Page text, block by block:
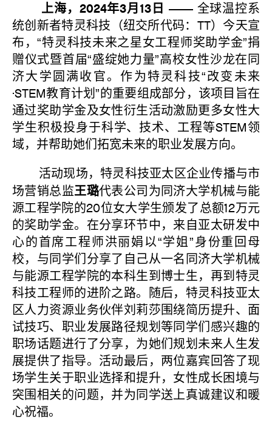
上海，2024年3月13日 —— 全球温控系
统创新者特灵科技（纽交所代码：TT）今天宣
布，“特灵科技未来之星女工程师奖助学金”捐
赠仪式暨首届“盛绽她力量”高校女性沙龙在同
济大学圆满收官。作为特灵科技“改变未来
·STEM教育计划”的重要组成部分，该项目旨在
通过奖助学金及女性衍生活动激励更多女性大
学生积极投身于科学、技术、工程等STEM领
域，并帮助她们拓宽未来的职业发展方向。
活动现场，特灵科技亚太区企业传播与市
场营销总监王璐代表公司为同济大学机械与能
源工程学院的20位女大学生颁发了总额12万元
的奖助学金。在分享环节中，来自亚太研发中
心的首席工程师洪丽娟以“学姐”身份重回母
校，与同学们分享了自己从一名同济大学机械
与能源工程学院的本科生到博士生，再到特灵
科技工程师的进阶之路。随后，特灵科技亚太
区人力资源业务伙伴刘莉莎围绕简历提升、面
试技巧、职业发展路径规划等同学们感兴趣的
职场话题进行了分享，为她们规划未来人生发
展提供了指导。活动最后，两位嘉宾回答了现
场学生关于职业选择和提升，女性成长困境与
突围相关的问题，并为同学送上真诚建议和暖
心祝福。